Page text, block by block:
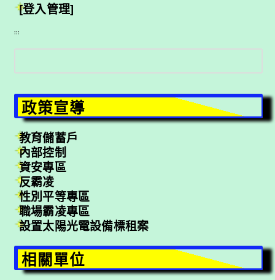
[登入管理]
:::
搜
尋
政策宣導
教育儲蓄戶
內部控制
資安專區
反霸凌
性別平等專區
職場霸凌專區
設置太陽光電設備標租案
相關單位